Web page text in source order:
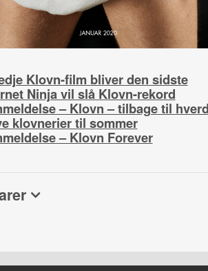
Klovn-film bliver den sidste
Ninja vil slå Klovn-rekord
– Klovn – tilbage til
klovnerier til sommer
– Klovn Forever